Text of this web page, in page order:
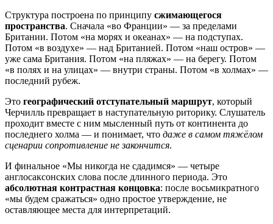
Структура построена по принципу сжимающегося
пространства. Сначала «во Франции» — за пределами
Британии. Потом «на морях и океанах» — на подступах.
Потом «в воздухе» — над Британией. Потом «наш остров» —
уже сама Британия. Потом «на пляжах» — на берегу. Потом
«в полях и на улицах» — внутри страны. Потом «в холмах» —
последний рубеж.
Это географический отступательный маршрут, который
Черчилль превращает в наступательную риторику. Слушатель
проходит вместе с ним мысленный путь от континента до
последнего холма — и понимает, что даже в самом тяжёлом
сценарии сопротивление не закончится.
И финальное «Мы никогда не сдадимся» — четыре
англосаксонских слова после длинного периода. Это
абсолютная контрастная концовка: после восьмикратного
«мы будем сражаться» одно простое утверждение, не
оставляющее места для интерпретаций.